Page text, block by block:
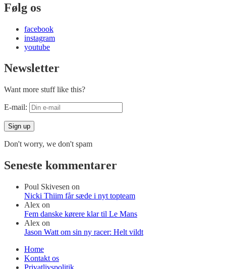
Følg os
facebook
instagram
youtube
Newsletter
Want more stuff like this?
E-mail:
Don't worry, we don't spam
Seneste kommentarer
Poul Skivesen on
Nicki Thiim får sæde i nyt topteam
Alex on
Fem danske kørere klar til Le Mans
Alex on
Jason Watt om sin ny racer: Helt vildt
Home
Kontakt os